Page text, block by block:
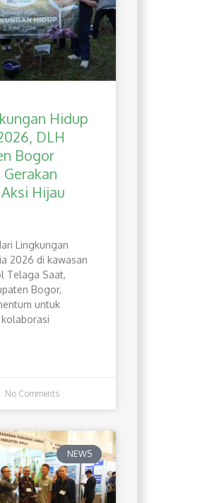
Hidup
DLH
Bogor
Hijau
Lingkungan
2026 di kawasan
Telaga Saat,
Bogor,
untuk
No Comments
NEWS